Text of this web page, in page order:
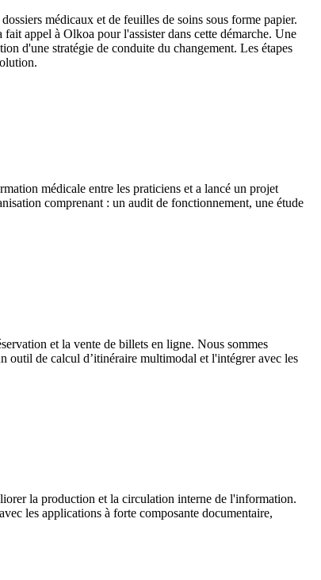
médicaux et de feuilles de soins sous forme papier.
appel à Olkoa pour l'assister dans cette démarche. Une
d'une stratégie de conduite du changement. Les étapes
médicale entre les praticiens et a lancé un projet
comprenant : un audit de fonctionnement, une étude
et la vente de billets en ligne. Nous sommes
outil de calcul d’itinéraire multimodal et l'intégrer avec les
la production et la circulation interne de l'information.
les applications à forte composante documentaire,